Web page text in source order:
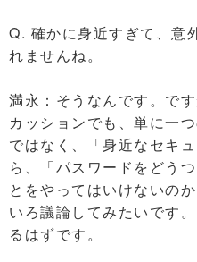
Q. 確かに身近すぎて、意
れませんね。
満永：そうなんです。で
カッションでも、単に一
ではなく、「身近なセキ
ら、「パスワードをどう
とをやってはいけないの
いろ議論してみたいです
るはずです。